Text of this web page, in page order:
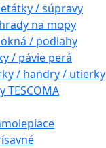
/ súpravy
na mopy
/ podlahy
/ pávie perá
/ handry / utierky
TESCOMA